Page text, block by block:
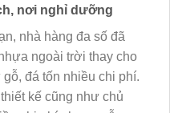
nơi nghỉ dưỡng
nhà hàng đa số đã
ngoài trời thay cho
đá tốn nhiều chi phí.
kế cũng như chủ